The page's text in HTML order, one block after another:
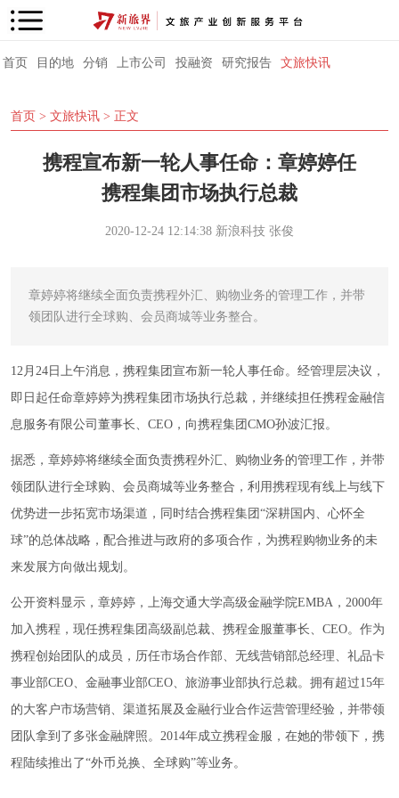
首页 目的地 分销 上市公司 投融资 研究报告 文旅快讯
首页 > 文旅快讯 > 正文
携程宣布新一轮人事任命：章婷婷任
携程集团市场执行总裁
2020-12-24 12:14:38 新浪科技 张俊
章婷婷将继续全面负责携程外汇、购物业务的管理工作，并带
领团队进行全球购、会员商城等业务整合。
12月24日上午消息，携程集团宣布新一轮人事任命。经管理层决议，
即日起任命章婷婷为携程集团市场执行总裁，并继续担任携程金融信
息服务有限公司董事长、CEO，向携程集团CMO孙波汇报。
据悉，章婷婷将继续全面负责携程外汇、购物业务的管理工作，并带
领团队进行全球购、会员商城等业务整合，利用携程现有线上与线下
优势进一步拓宽市场渠道，同时结合携程集团“深耕国内、心怀全
球”的总体战略，配合推进与政府的多项合作，为携程购物业务的未
来发展方向做出规划。
公开资料显示，章婷婷，上海交通大学高级金融学院EMBA，2000年
加入携程，现任携程集团高级副总裁、携程金服董事长、CEO。作为
携程创始团队的成员，历任市场合作部、无线营销部总经理、礼品卡
事业部CEO、金融事业部CEO、旅游事业部执行总裁。拥有超过15年
的大客户市场营销、渠道拓展及金融行业合作运营管理经验，并带领
团队拿到了多张金融牌照。2014年成立携程金服，在她的带领下，携
程陆续推出了“外币兑换、全球购”等业务。